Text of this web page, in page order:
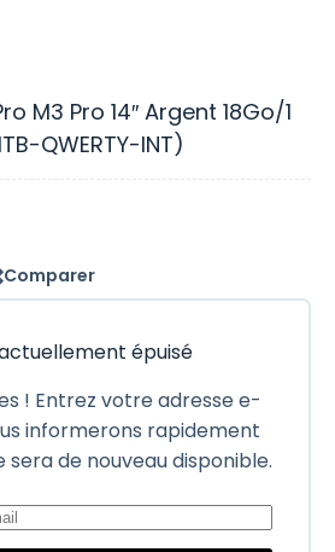
M3 Pro 14″ Argent 18Go/1
QWERTY-INT)
Comparer
épuisé
! Entrez votre adresse e-
informerons rapidement
sera de nouveau disponible.